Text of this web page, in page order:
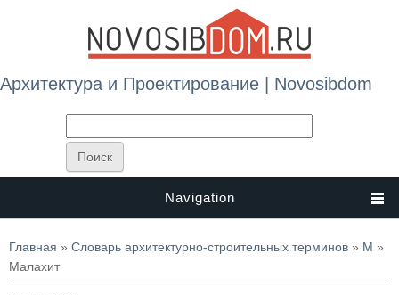
Архитектура и Проектирование | Novosibdom
Navigation
Вы здесь
Главная » Словарь архитектурно-строительных терминов » М »
Малахит